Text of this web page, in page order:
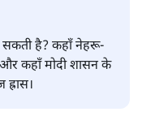
सकती है? कहाँ नेहरू-
कहाँ मोदी शासन के